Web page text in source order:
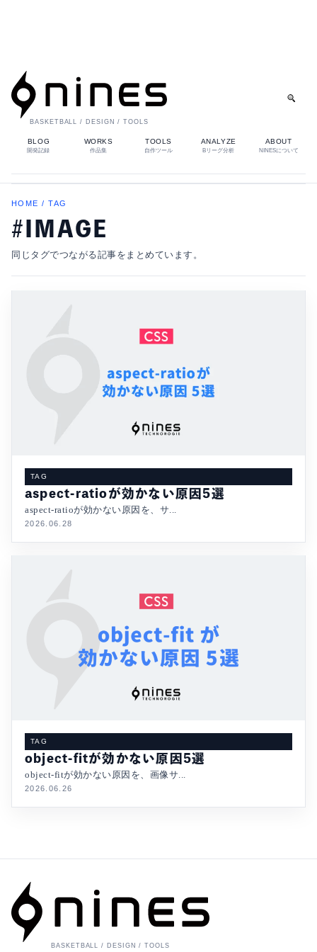
BASKETBALL / DESIGN / TOOLS
BLOG
開発記録
WORKS
作品集
TOOLS
自作ツール
ANALYZE
Bリーグ分析
ABOUT
NINESについて
HOME / TAG
#IMAGE
同じタグでつながる記事をまとめています。
TAG
aspect-ratioが効かない原因5選
aspect-ratioが効かない原因を、サ...
2026.06.28
TAG
object-fitが効かない原因5選
object-fitが効かない原因を、画像サ...
2026.06.26
BASKETBALL / DESIGN / TOOLS